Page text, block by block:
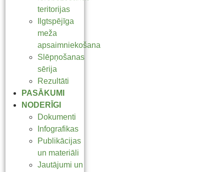
teritorijas
Ilgtspējīga
meža
apsaimniekošana
Slēpņošanas
sērija
Rezultāti
PASĀKUMI
NODERĪGI
Dokumenti
Infografikas
Publikācijas
un materiāli
Jautājumi un